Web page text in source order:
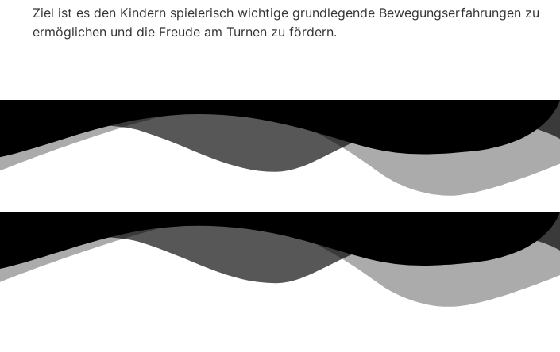
Ziel ist es den Kindern spielerisch wichtige grundlegende Bewegungserfahrungen zu
ermöglichen und die Freude am Turnen zu fördern.